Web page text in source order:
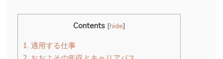
Contents [hide]
1. 適用する仕事